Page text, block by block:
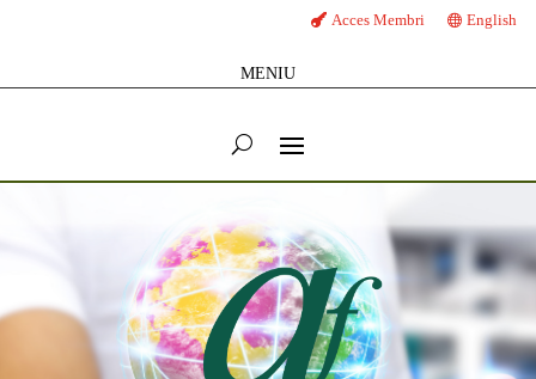
Acces Membri English
MENIU